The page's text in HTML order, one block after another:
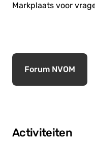
Markplaats voor
Forum NVOM
Activiteiten